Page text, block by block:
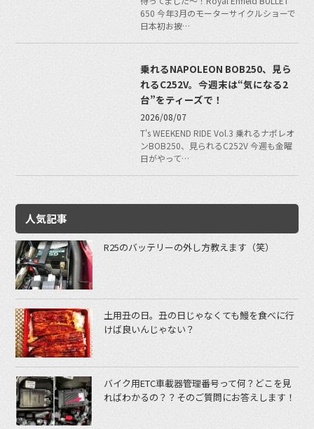
650 今年3月のモーターサイクルショーで
日本初お披…
乗れるNAPOLEON BOB250、見ら
れるC252V。今週末は“気になる2
台”をティーズで！
2026/08/07
T's WEEKEND RIDE Vol.3 乗れるナポレオ
ンBOB250、見られるC252V 今週も金曜
日がやって…
人気記事
R25のバッテリーの外し方教えます（笑）
土用丑の日。丑の日じゃなくても鰻を食べに行
けば良いんじゃない？
バイク用ETC車載器管理番号って何？どこを見
ればわかるの？？そのご質問にお答えします！